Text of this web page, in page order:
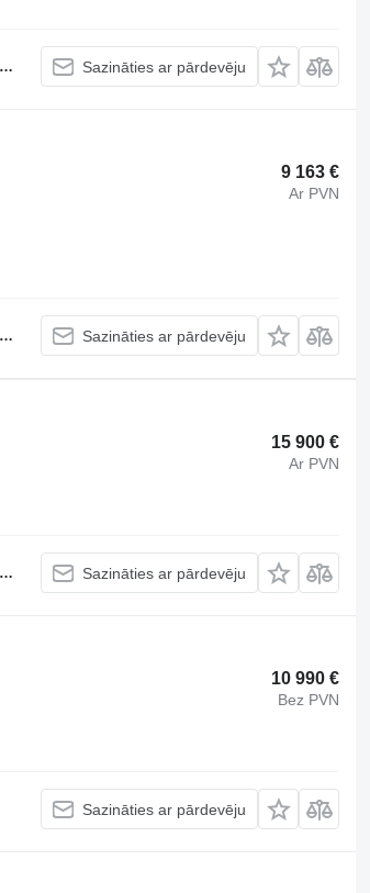
Sazināties ar pārdevēju
9 163 €
Ar PVN
Sazināties ar pārdevēju
15 900 €
Ar PVN
Sazināties ar pārdevēju
10 990 €
Bez PVN
Sazināties ar pārdevēju